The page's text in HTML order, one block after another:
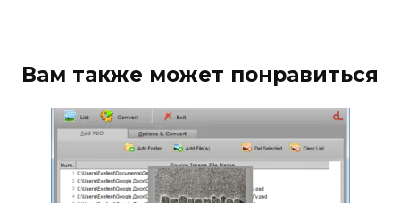
Вам также может понравиться